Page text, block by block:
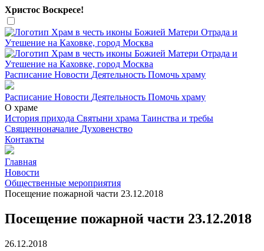
Христос Воскресе!
Расписание Новости Деятельность Помочь храму
Расписание Новости Деятельность Помочь храму
О храме
История прихода Святыни храма Таинства и требы
Священноначалие Духовенство
Контакты
Главная
Новости
Общественные мероприятия
Посещение пожарной части 23.12.2018
Посещение пожарной части 23.12.2018
26.12.2018